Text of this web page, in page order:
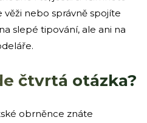
nebo správně spojíte
slepé tipování, ale ani na
čtvrtá otázka?
obrněnce znáte